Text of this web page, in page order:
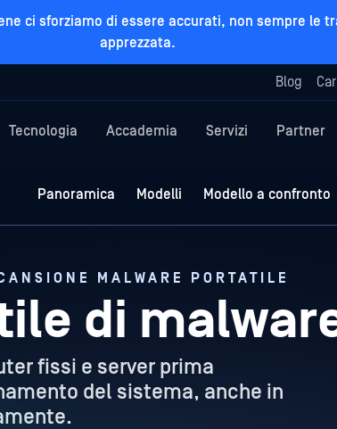
ci sforziamo di essere accurati, non sempre le
apprezzata.
Blog
Tecnologia Accademia Servizi Partner
Panoramica Modelli Modello a confronto
MALWARE PORTATILE
di
fissi e server prima
del sistema, anche in